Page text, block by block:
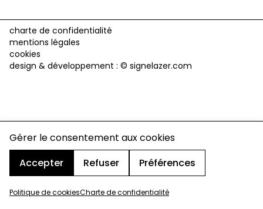
Gérer le consentement aux cookies
Accepter
Refuser Préférences
Politique de cookiesCharte de confidentialité
charte de confidentialité
mentions légales
cookies
design & développement : © signelazer.com